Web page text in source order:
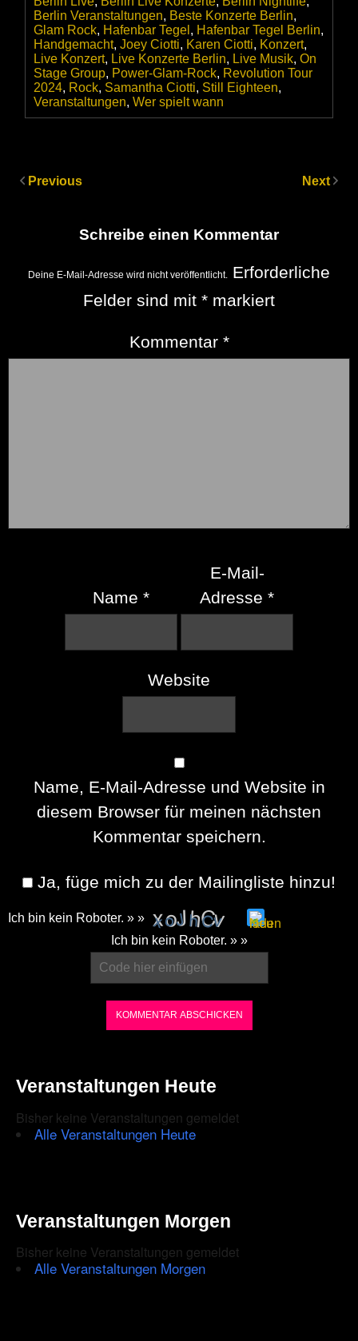
Berlin Veranstaltungen, Beste Konzerte Berlin,
Glam Rock, Hafenbar Tegel , Hafenbar Tegel Berlin,
Handgemacht, Joey Ciotti, Karen Ciotti, Konzert,
Live Konzert, Live Konzerte Berlin, Live Musik, On
Stage Group, Power-Glam-Rock, Revolution Tour
2024, Rock, Samantha Ciotti, Still Eighteen,
Veranstaltungen, Wer spielt wann
Previous Next
Schreibe einen Kommentar
Deine E-Mail-Adresse wird nicht veröffentlicht. Erforderliche
Felder sind mit * markiert
Kommentar *
Name *
E-Mail-
Adresse*
Website
Name, E-Mail-Adresse und Website in
diesem Browser für meinen nächsten
Kommentar speichern.
Ja, füge mich zu der Mailingliste hinzu!
Ich bin kein Roboter. » »
the
to
are
human.
Ich bin kein Roboter. » »
Veranstaltungen Heute
Bisher keine Veranstaltungen gemeldet
Alle Veranstaltungen Heute
Veranstaltungen Morgen
Bisher keine Veranstaltungen gemeldet
Alle Veranstaltungen Morgen